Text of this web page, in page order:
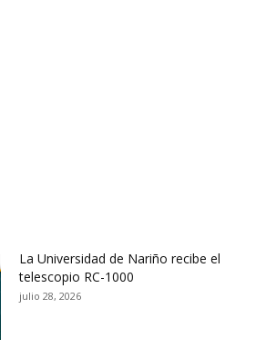
La Universidad de Nariño recibe el
telescopio RC-1000
julio 28, 2026